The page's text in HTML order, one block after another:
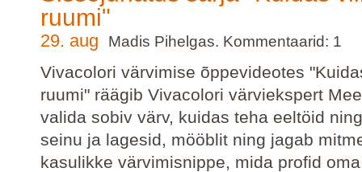
ruumi"
29. aug Madis Pihelgas. Kommentaarid: 1
Vivacolori värvimise õppevideotes
ruumi" räägib Vivacolori värviekspert
valida sobiv värv, kuidas teha eeltöid
seinu ja lagesid, mööblit ning jagab
kasulikke värvimisnippe, mida profid